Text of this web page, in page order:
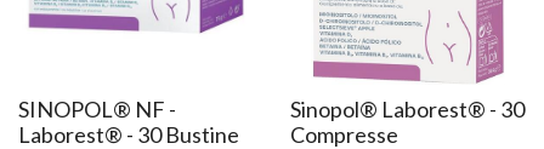
SINOPOL® NF -
Laborest® - 30 Bustine
Sinopol® Laborest® - 30
Compresse